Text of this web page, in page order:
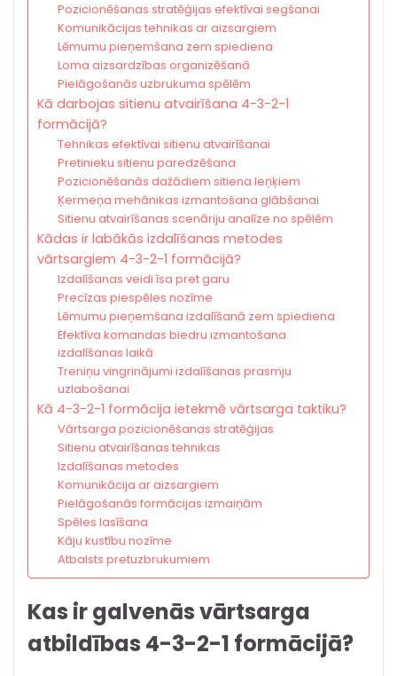
Pozicionēšanas stratēģijas efektīvai segšanai
Komunikācijas tehnikas ar aizsargiem
Lēmumu pieņemšana zem spiediena
Loma aizsardzības organizēšanā
Pielāgošanās uzbrukuma spēlēm
Kā darbojas sitienu atvairīšana 4-3-2-1
formācijā?
Tehnikas efektīvai sitienu atvairīšanai
Pretinieku sitienu paredzēšana
Pozicionēšanās dažādiem sitiena leņķiem
Ķermeņa mehānikas izmantošana glābšanai
Sitienu atvairīšanas scenāriju analīze no spēlēm
Kādas ir labākās izdalīšanas metodes
vārtsargiem 4-3-2-1 formācijā?
Izdalīšanas veidi īsa pret garu
Precīzas piespēles nozīme
Lēmumu pieņemšana izdalīšanā zem spiediena
Efektīva komandas biedru izmantošana
izdalīšanas laikā
Treniņu vingrinājumi izdalīšanas prasmju
uzlabošanai
Kā 4-3-2-1 formācija ietekmē vārtsarga taktiku?
Vārtsarga pozicionēšanas stratēģijas
Sitienu atvairīšanas tehnikas
Izdalīšanas metodes
Komunikācija ar aizsargiem
Pielāgošanās formācijas izmaiņām
Spēles lasīšana
Kāju kustību nozīme
Atbalsts pretuzbrukumiem
Kas ir galvenās vārtsarga
atbildības 4-3-2-1 formācijā?